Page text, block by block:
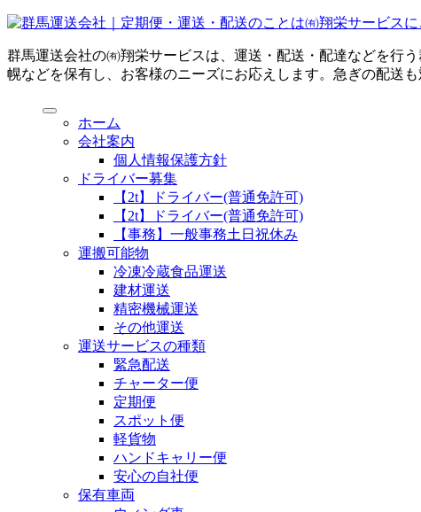
群馬運送会社の㈲翔栄サービスは、運送・配送・配達などを行
幌などを保有し、お客様のニーズにお応えします。急ぎの配送
ホーム
会社案内
個人情報保護方針
ドライバー募集
【2t】ドライバー(普通免許可)
【2t】ドライバー(普通免許可)
【事務】一般事務土日祝休み
運搬可能物
冷凍冷蔵食品運送
建材運送
精密機械運送
その他運送
運送サービスの種類
緊急配送
チャーター便
定期便
スポット便
軽貨物
ハンドキャリー便
安心の自社便
保有車両